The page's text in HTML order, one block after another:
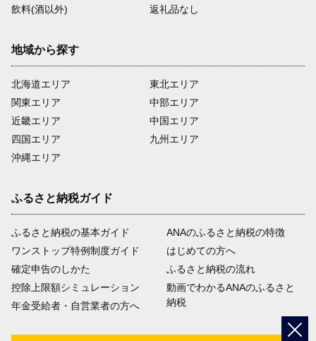
飲料(酒以外)
返礼品なし
地域から探す
北海道エリア
関東エリア
近畿エリア
四国エリア
沖縄エリア
東北エリア
中部エリア
中国エリア
九州エリア
ふるさと納税ガイド
ふるさと納税の基本ガイド
ワンストップ特例制度ガイド
確定申告のしかた
控除上限額シミュレーション
年金受給者・自営業者の方へ
ANAのふるさと納税の特徴
はじめての方へ
ふるさと納税の流れ
動画でわかるANAのふるさと
納税